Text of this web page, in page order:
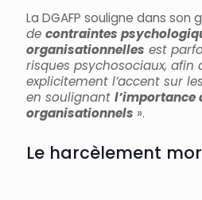
La DGAFP souligne dans son
de contraintes
organisationnelles est
risques psychosociaux, afin
explicitement l’accent sur les
en soulignant l’importance
organisationnels ».
Le harcèlement